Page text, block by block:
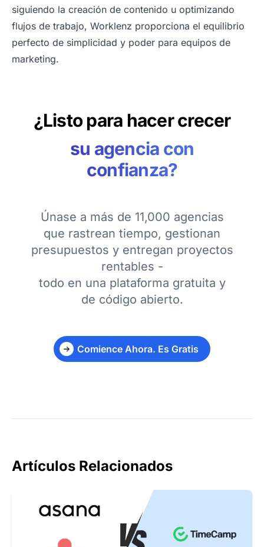
siguiendo la creación de contenido u optimizando
flujos de trabajo, Worklenz proporciona el equilibrio
perfecto de simplicidad y poder para equipos de
marketing.
¿Listo para hacer crecer
su agencia con
confianza?
Únase a más de 11,000 agencias
que rastrean tiempo, gestionan
presupuestos y entregan proyectos
rentables -
todo en una plataforma gratuita y
de código abierto.
Comience Ahora. Es Gratis
Artículos Relacionados